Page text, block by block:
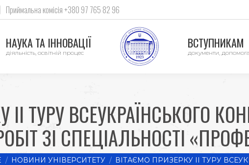
Приймальна комісія +380 97 765 82 96
НАУКА ТА ІННОВАЦІЇ
діяльність, освітній процес
ВСТУПНИКАМ
документи,
ІІ ТУРУ ВСЕУКРАЇНСЬКОГО
ЗІ СПЕЦІАЛЬНОСТІ
here:
НОВИНИ УНІВЕРСИТЕТУ ВІТАЄМО ПРИЗЕРКУ ІІ ТУРУ